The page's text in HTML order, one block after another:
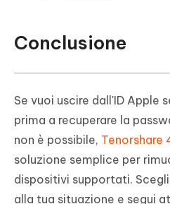
Conclusione
Se vuoi uscire dall'ID Apple
prima a recuperare la
non è possibile, Tenorshare
soluzione semplice per
dispositivi supportati.
alla tua situazione e segui